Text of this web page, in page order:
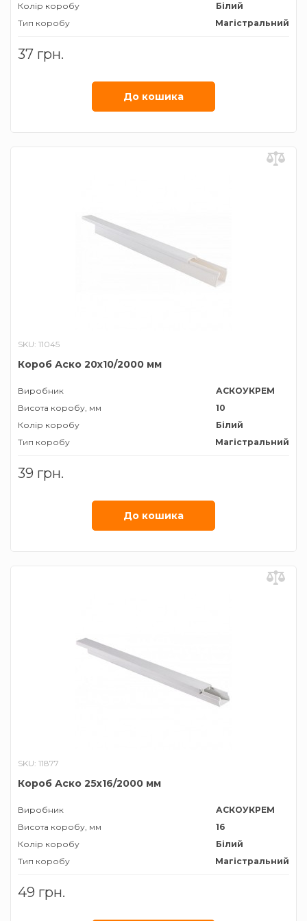
Колір коробу
Білий
Тип коробу
Магістральний
37 грн.
До кошика
SKU: 11045
Короб Аско 20х10/2000 мм
Виробник
АСКОУКРЕМ
Висота коробу, мм
10
Колір коробу
Білий
Тип коробу
Магістральний
39 грн.
До кошика
SKU: 11877
Короб Аско 25х16/2000 мм
Виробник
АСКОУКРЕМ
Висота коробу, мм
16
Колір коробу
Білий
Тип коробу
Магістральний
49 грн.